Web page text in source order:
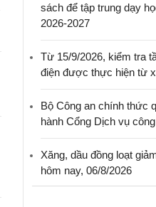
sách để tập trung dạy
2026-2027
Từ 15/9/2026, kiểm tra
điện được thực hiện từ
Bộ Công an chính thức
hành Cổng Dịch vụ
Xăng, dầu đồng loạt
hôm nay, 06/8/2026